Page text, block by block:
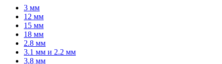
3 мм
12 мм
15 мм
18 мм
2.8 мм
3.1 мм и 2.2 мм
3.8 мм